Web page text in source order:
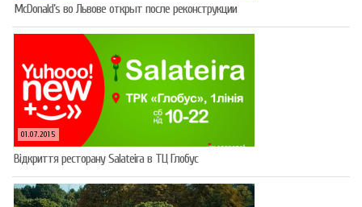
McDonald’s во Львове открыт после реконструкции
01.07.2015
Відкриття ресторану Salateirа в ТЦ Глобус